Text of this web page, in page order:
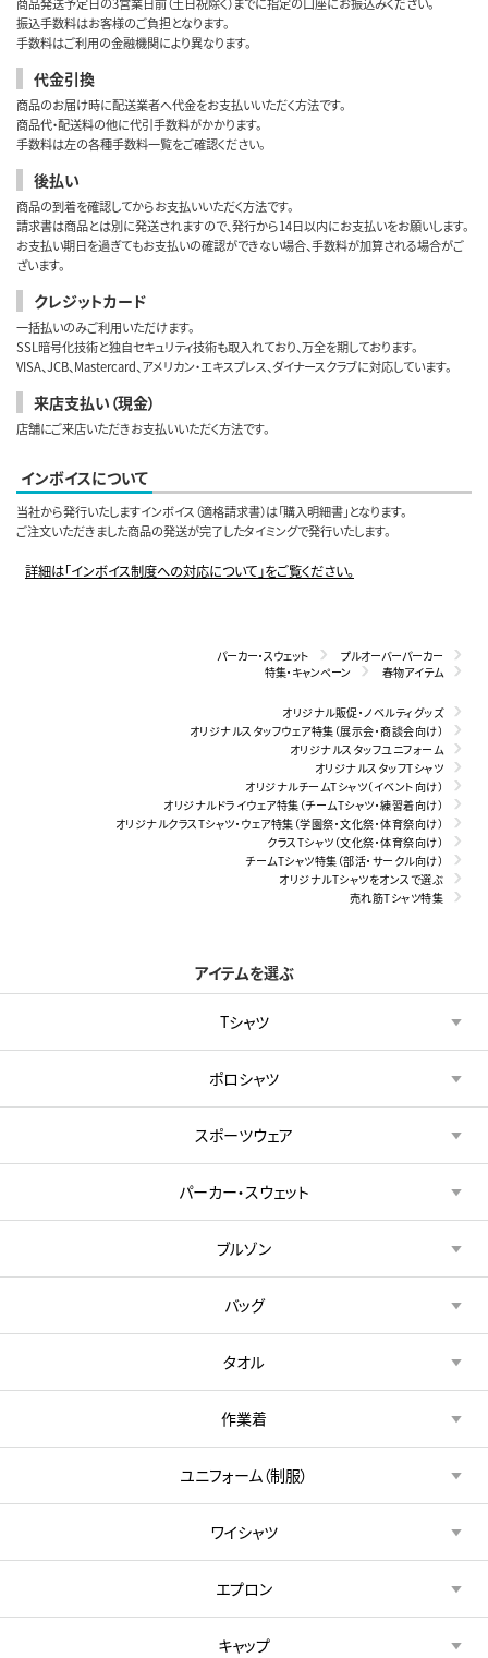
振込手数料はお客様のご負担となります。
手数料はご利用の金融機関により異なります。
代金引換
商品のお届け時に配送業者へ代金をお支払いいただく方法です。
商品代・配送料の他に代引手数料がかかります。
手数料は左の各種手数料一覧をご確認ください。
後払い
商品の到着を確認してからお支払いいただく方法です。
請求書は商品とは別に発送されますので、発行から14日以内にお支払いをお願いします。
お支払い期日を過ぎてもお支払いの確認ができない場合、手数料が加算される場合がご
ざいます。
クレジットカード
一括払いのみご利用いただけます。
SSL暗号化技術と独自セキュリティ技術も取入れており、万全を期しております。
VISA、JCB、Mastercard、アメリカン・エキスプレス、ダイナースクラブに対応しています。
来店支払い（現金）
店舗にご来店いただきお支払いいただく方法です。
インボイスについて
当社から発行いたしますインボイス（適格請求書）は「購入明細書」となります。
ご注文いただきました商品の発送が完了したタイミングで発行いたします。
詳細は「インボイス制度への対応について」をご覧ください。
パーカー・スウェット
プルオーバーパーカー
特集・キャンペーン
春物アイテム
オリジナル販促・ノベルティグッズ
オリジナルスタッフウェア特集（展示会・商談会向け）
オリジナルスタッフユニフォーム
オリジナルスタッフTシャツ
オリジナルチームTシャツ（イベント向け）
オリジナルドライウェア特集（チームTシャツ・練習着向け）
オリジナルクラスTシャツ・ウェア特集（学園祭・文化祭・体育祭向け）
クラスTシャツ（文化祭・体育祭向け）
チームTシャツ特集（部活・サークル向け）
オリジナルTシャツをオンスで選ぶ
売れ筋Tシャツ特集
アイテムを選ぶ
Tシャツ
ポロシャツ
スポーツウェア
パーカー・スウェット
ブルゾン
バッグ
タオル
作業着
ユニフォーム（制服）
ワイシャツ
エプロン
キャップ